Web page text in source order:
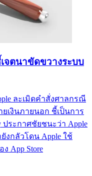
จตนาขัดขวางระบบ
ละเมิดคำสั่งศาลกรณี
ยเงินภายนอก ชี้เป็นการ
ประกาศชัยชนะว่า Apple
งกลัวโดน Apple ใช้
App Store